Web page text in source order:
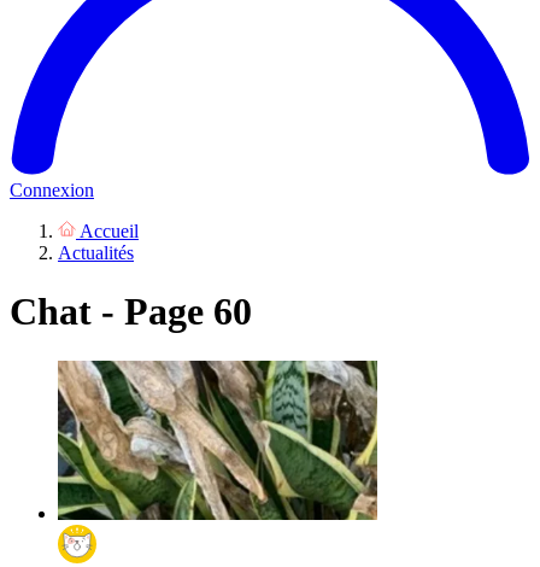
Connexion
Accueil
Actualités
Chat - Page 60